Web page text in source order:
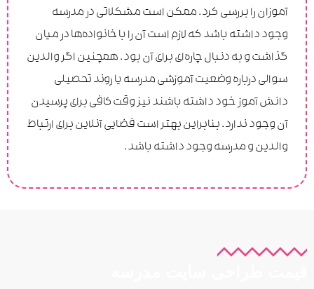
آموزان را بررسی کرد. ممکن است مشکلاتی در مدرسه
وجود داشته باشد که لازم است آن را با خانواده‌ها در میان
گذاشت و به دنبال چاره‌ای برای آن‌ بود. همچنین اگر والدین
سوالی درباره وضعیت آموزشی مدرسه یا روند تحصیلی
دانش آموز خود داشته باشند نیز وقت کافی برای پرسیدن
آن وجود ندارد. بنابراین بهتر است فضایی آنلاین برای ارتباط
والدین و مدرسه وجود داشته باشد.